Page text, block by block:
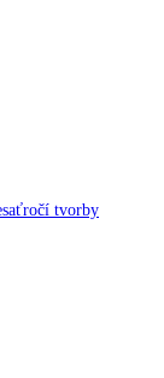
tvorby